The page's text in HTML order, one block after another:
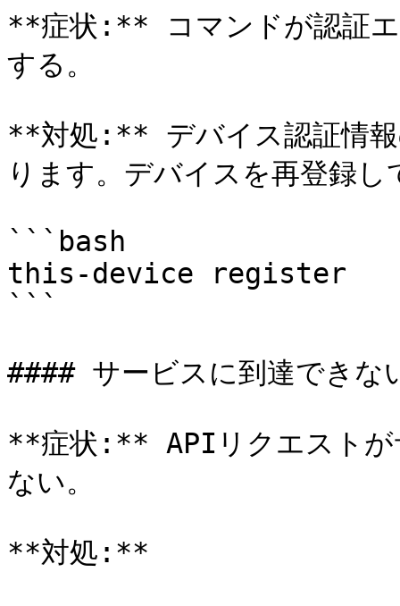
**症状:** コマンドが認証エ
する。
**対処:** デバイス認証情報
ります。デバイスを再登録し
```bash
this-device register
```
#### サービスに到達できな
**症状:** APIリクエストが
ない。
**対処:**